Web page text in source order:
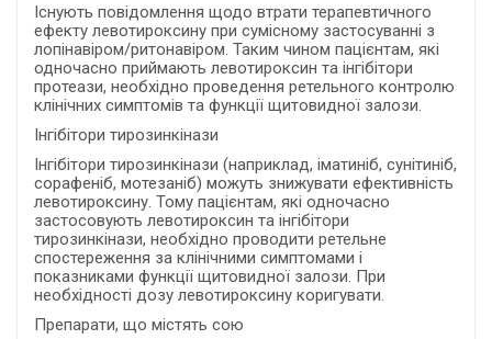
Існують повідомлення щодо втрати терапевтичного
ефекту левотироксину при сумісному застосуванні з
лопінавіром/ритонавіром. Таким чином пацієнтам, які
одночасно приймають левотироксин та інгібітори
протеази, необхідно проведення ретельного контролю
клінічних симптомів та функції щитовидної залози.
Інгібітори тирозинкінази
Інгібітори тирозинкінази (наприклад, іматиніб, сунітиніб,
сорафеніб, мотезаніб) можуть знижувати ефективність
левотироксину. Тому пацієнтам, які одночасно
застосовують левотироксин та інгібітори
тирозинкінази, необхідно проводити ретельне
спостереження за клінічними симптомами і
показниками функції щитовидної залози. При
необхідності дозу левотироксину коригувати.
Препарати, що містять сою